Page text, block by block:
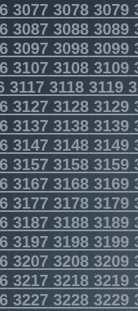
307730783079
308730883089
309730983099
310731083109
311731183119
312731283129
313731383139
314731483149
3157 31583159
3167 31683169
317731783179
3187 31883189
3197 31983199
3207 32083209
3217 32183219
3227 32283229